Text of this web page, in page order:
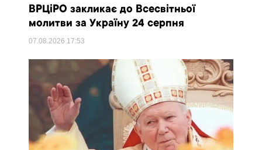
ВРЦіРО закликає до Всесвітньої
молитви за Україну 24 серпня
07.08.2026 17:53